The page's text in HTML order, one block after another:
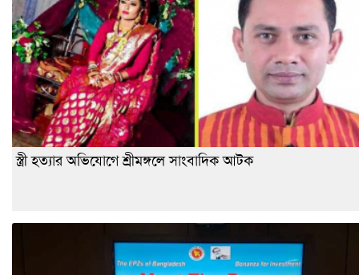
স্ত্রী হত্যার অভিযোগে শ্রীমঙ্গলে সাংবাদিক আটক